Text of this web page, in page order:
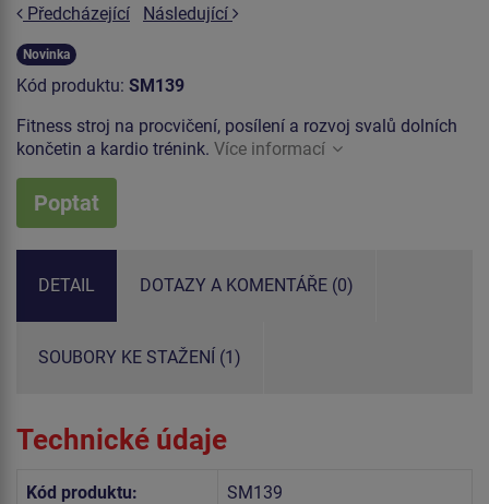
Předcházející
Následující
Novinka
Kód produktu: SM139
Fitness stroj na procvičení, posílení a rozvoj svalů dolních
končetin a kardio trénink. Více informací
Poptat
DETAIL DOTAZY A KOMENTÁŘE (0)
SOUBORY KE STAŽENÍ (1)
Technické údaje
Kód produktu: SM139